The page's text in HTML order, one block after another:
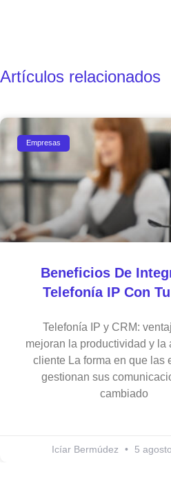
Artículos relacionados
Empresas
Beneficios De
Telefonía IP Con
Telefonía IP y CRM:
mejoran la productividad y la
cliente La forma en que las
gestionan sus
cambiado
Icíar Bermúdez 5